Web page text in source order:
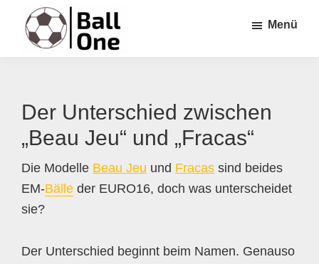
Inhalt
springen
Seitenspalte
springen
Fußzeile
springen
Menü
Der Unterschied zwischen
„Beau Jeu“ und „Fracas“
Die Modelle Beau Jeu und Fracas sind beides
EM-Bälle der EURO16, doch was unterscheidet
sie?
Der Unterschied beginnt beim Namen. Genauso